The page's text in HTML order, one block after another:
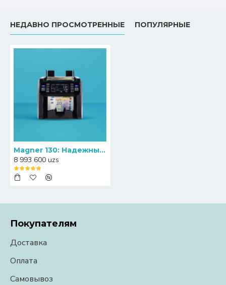
НЕДАВНО ПРОСМОТРЕННЫЕ ПОПУЛЯРНЫЕ
Magner 130: Надежный счетчик банкнот с функцией определением номинала
8 993 600 uzs
Покупателям
Доставка
Оплата
Самовывоз